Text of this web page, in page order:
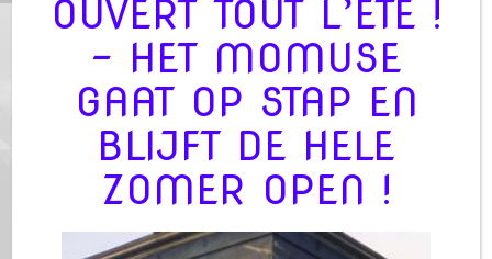
VOTRE VISITE
OUVERT TOUT L’ÉTÉ !
- HET MOMUSE
GAAT OP STAP EN
BLIJFT DE HELE
ZOMER OPEN !